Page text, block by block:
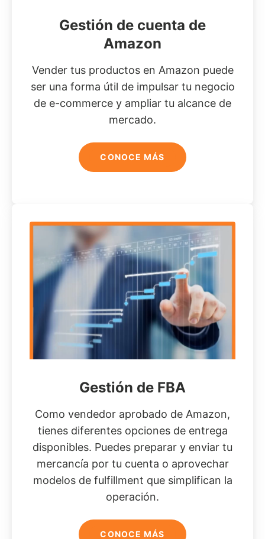
Gestión de cuenta de
Amazon
Vender tus productos en Amazon puede
ser una forma útil de impulsar tu negocio
de e-commerce y ampliar tu alcance de
mercado.
CONOCE MÁS
Gestión de FBA
Como vendedor aprobado de Amazon,
tienes diferentes opciones de entrega
disponibles. Puedes preparar y enviar tu
mercancía por tu cuenta o aprovechar
modelos de fulfillment que simplifican la
operación.
CONOCE MÁS